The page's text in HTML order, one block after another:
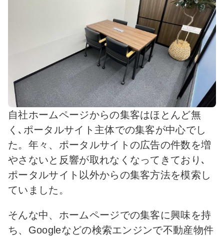
自社ホームページからの集客はほとんど無
く､ポータルサイト主体での集客が中心でし
た。年々、ポータルサイトの広告の件数を増
やさないと反響が取れなくなってきており､
ポータルサイト以外からの集客方法を模索し
ていました。
そんな中、ホームページでの集客に興味を持
ち、Googleなどの検索エンジンで不動産物件